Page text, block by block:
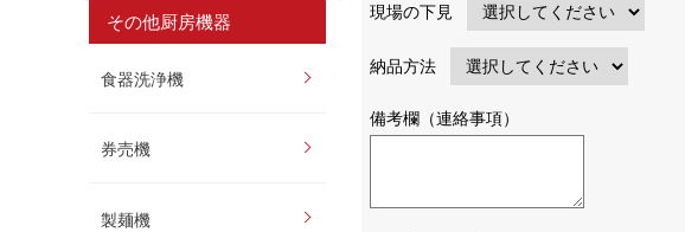
その他厨房機器
食器洗浄機
券売機
製麺機
現場の下見
納品方法
備考欄（連絡事項）